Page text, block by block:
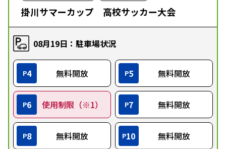
掛川サマーカップ 高校サッカー大会
08月19日：駐車場状況
P4 無料開放 P5 無料開放
P6 使用制限（※1） P7 無料開放
P8 無料開放 P10 無料開放